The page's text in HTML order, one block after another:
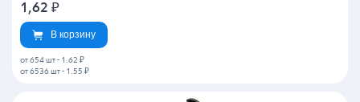
1,62 ₽
В корзину
от 654 шт - 1.62 ₽
от 6536 шт - 1.55 ₽